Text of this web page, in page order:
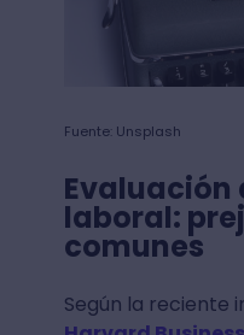
Fuente: Unsplash
Evaluación
laboral:
comunes
Según la reciente